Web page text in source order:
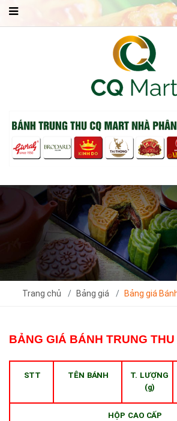
Trang chủ Bảng giá Bảng giá
BẢNG GIÁ BÁNH TRUNG
STT TÊN BÁNH T. LƯỢNG
(g)
HỘP CAO CẤP